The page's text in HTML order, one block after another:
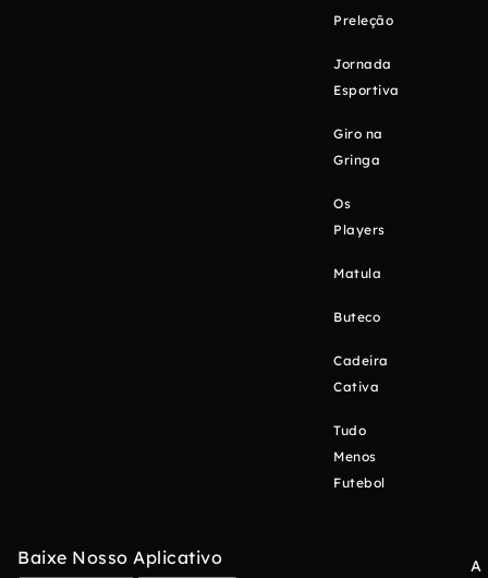
Preleção
Jornada
Esportiva
Giro na
Gringa
Os
Players
Matula
Buteco
Cadeira
Cativa
Tudo
Menos
Futebol
Baixe Nosso Aplicativo
A